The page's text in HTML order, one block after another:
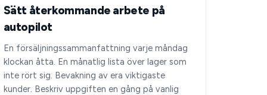
Sätt återkommande arbete på
autopilot
En försäljningssammanfattning varje måndag
klockan åtta. En månatlig lista över lager som
inte rört sig. Bevakning av era viktigaste
kunder. Beskriv uppgiften en gång på vanlig